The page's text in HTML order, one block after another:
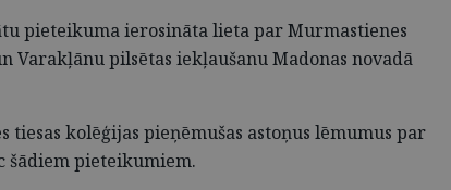
pieteikuma ierosināta lieta par Murmastienes
Varakļānu pilsētas iekļaušanu Madonas novadā
tiesas kolēģijas pieņēmušas astoņus lēmumus par
šādiem pieteikumiem.